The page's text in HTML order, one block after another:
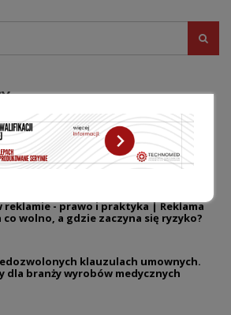
- jak zmiany prawne wpływają
nowych technologii? Wywiad z mec.
- prawo i praktyka | Reklama
wolno, a gdzie zaczyna się ryzyko?
klauzulach umownych.
dla branży wyrobów medycznych